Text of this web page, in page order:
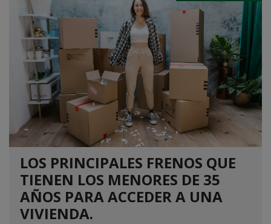
LOS PRINCIPALES FRENOS QUE
TIENEN LOS MENORES DE 35
AÑOS PARA ACCEDER A UNA
VIVIENDA.